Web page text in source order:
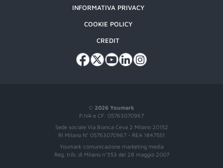
© 2026 Youmark
P.IVA e CF: 05763070967
Sede sociale Via Bianca Ceva 2 Milano 20152
RI Milano N° 05763070967 - REA 1847551
Youmark comunicazione marketing media
Reg. trib. di Milano n°353 del 28 maggio 2007
INFORMATIVA PRIVACY
COOKIE POLICY
CREDIT